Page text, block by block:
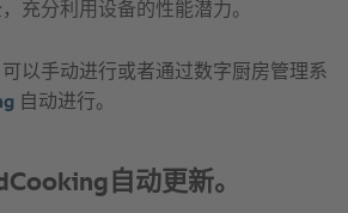
充分利用设备的性能潜力。